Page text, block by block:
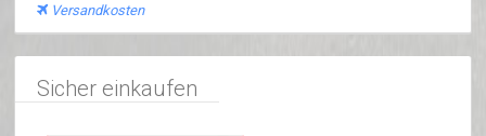
Versandkosten
Sicher einkaufen